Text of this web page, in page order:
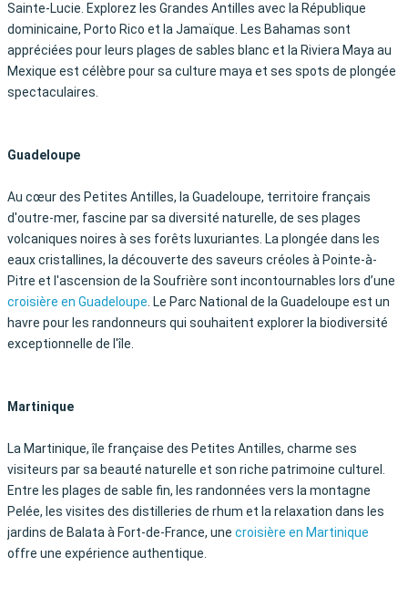
Sainte-Lucie. Explorez les Grandes Antilles avec la République
dominicaine, Porto Rico et la Jamaïque. Les Bahamas sont
appréciées pour leurs plages de sables blanc et la Riviera Maya au
Mexique est célèbre pour sa culture maya et ses spots de plongée
spectaculaires.
Guadeloupe
Au cœur des Petites Antilles, la Guadeloupe, territoire français
d'outre-mer, fascine par sa diversité naturelle, de ses plages
volcaniques noires à ses forêts luxuriantes. La plongée dans les
eaux cristallines, la découverte des saveurs créoles à Pointe-à-
Pitre et l'ascension de la Soufrière sont incontournables lors d’une
croisière en Guadeloupe. Le Parc National de la Guadeloupe est un
havre pour les randonneurs qui souhaitent explorer la biodiversité
exceptionnelle de l'île.
Martinique
La Martinique, île française des Petites Antilles, charme ses
visiteurs par sa beauté naturelle et son riche patrimoine culturel.
Entre les plages de sable fin, les randonnées vers la montagne
Pelée, les visites des distilleries de rhum et la relaxation dans les
jardins de Balata à Fort-de-France, une croisière en Martinique
offre une expérience authentique.